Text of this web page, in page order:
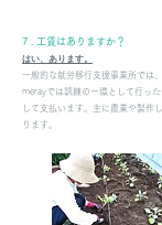
7 . 工賃はありま す か？
はい、あります。
一般的な就労移行支援事業所では
merayでは訓練の一環として行っ
して支払います。主に農業や製作
ります。